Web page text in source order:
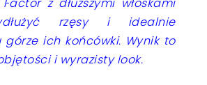
z dłuższymi włoskami
rzęsy i idealnie
ich końcówki. Wynik to
i wyrazisty look.